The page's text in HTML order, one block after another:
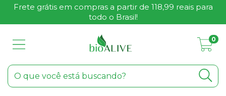
Frete grátis em compras a partir de 118,99 reais para
todo o Brasil!
0